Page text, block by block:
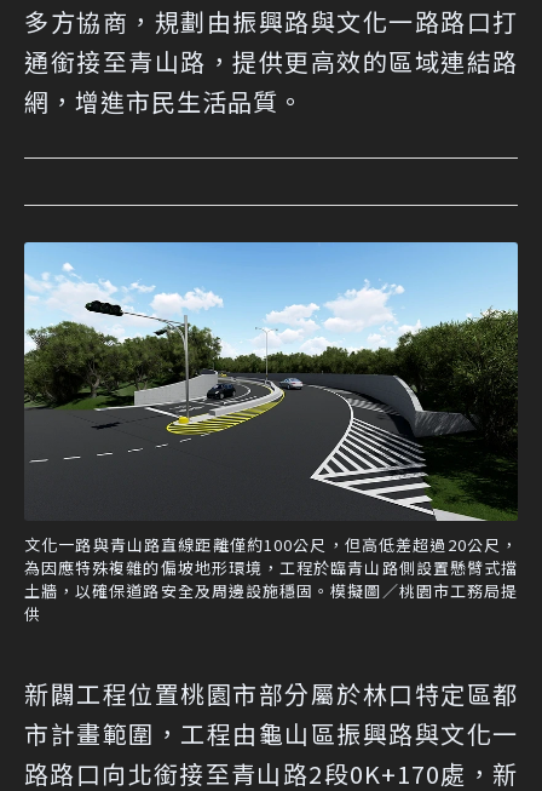
多方協商，規劃由振興路與文化一路路口打
通銜接至青山路，提供更高效的區域連結路
網，增進市民生活品質。
文化一路與青山路直線距離僅約100公尺，但高低差超過20公尺，
為因應特殊複雜的偏坡地形環境，工程於臨青山路側設置懸臂式擋
土牆，以確保道路安全及周邊設施穩固。模擬圖／桃園市工務局提
供
新闢工程位置桃園市部分屬於林口特定區都
市計畫範圍，工程由龜山區振興路與文化一
路路口向北銜接至青山路2段0K+170處，新